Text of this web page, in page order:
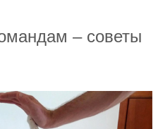
– советы